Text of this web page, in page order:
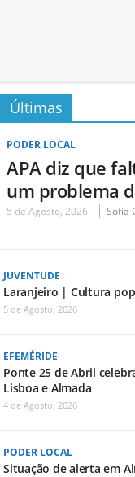
Últimas
PODER LOCAL
APA diz que
um problema
5 de Agosto, 2026 Sofia
JUVENTUDE
Laranjeiro | Cultura
5 de Agosto, 2026
EFEMÉRIDE
Ponte 25 de Abril
Lisboa e Almada
4 de Agosto, 2026
PODER LOCAL
Situação de alerta em